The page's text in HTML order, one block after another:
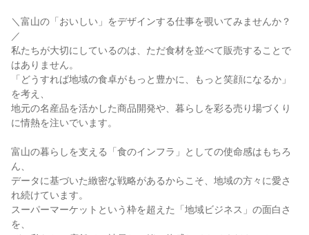
＼富山の「おいしい」をデザインする仕事を覗いてみませんか？
／
私たちが大切にしているのは、ただ食材を並べて販売することで
はありません。
「どうすれば地域の食卓がもっと豊かに、もっと笑顔になるか」
を考え、
地元の名産品を活かした商品開発や、暮らしを彩る売り場づくり
に情熱を注いでいます。
富山の暮らしを支える「食のインフラ」としての使命感はもちろ
ん、
データに基づいた緻密な戦略があるからこそ、地域の方々に愛さ
れ続けています。
スーパーマーケットという枠を超えた「地域ビジネス」の面白さ
を、